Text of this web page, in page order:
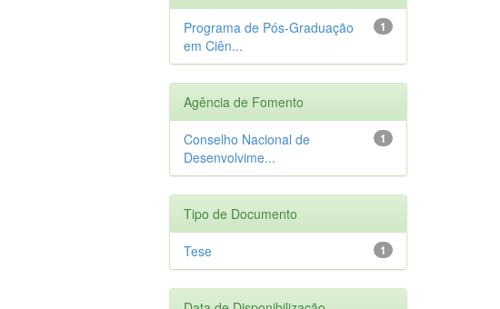
1
Programa de Pós-Graduação
em Ciên...
Agência de Fomento
1
Conselho Nacional de
Desenvolvime...
Tipo de Documento
1
Tese